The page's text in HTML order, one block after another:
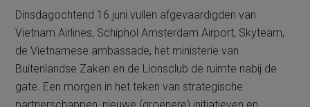
Dinsdagochtend 16 juni vullen afgevaardigden van
Vietnam Airlines, Schiphol Amsterdam Airport, Skyteam,
de Vietnamese ambassade, het ministerie van
Buitenlandse Zaken en de Lionsclub de ruimte nabij de
gate. Een morgen in het teken van strategische